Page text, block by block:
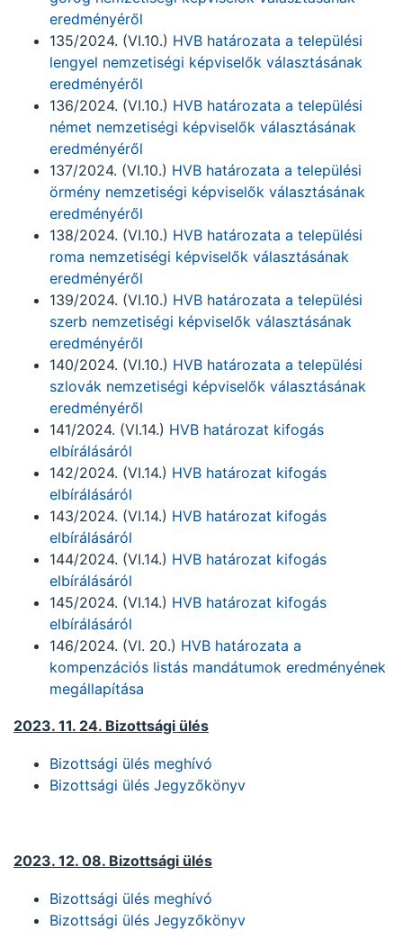
eredményéről
135/2024. (VI.10.) HVB határozata a települési
lengyel nemzetiségi képviselők választásának
eredményéről
136/2024. (VI.10.) HVB határozata a települési
német nemzetiségi képviselők választásának
eredményéről
137/2024. (VI.10.) HVB határozata a települési
örmény nemzetiségi képviselők választásának
eredményéről
138/2024. (VI.10.) HVB határozata a települési
roma nemzetiségi képviselők választásának
eredményéről
139/2024. (VI.10.) HVB határozata a települési
szerb nemzetiségi képviselők választásának
eredményéről
140/2024. (VI.10.) HVB határozata a települési
szlovák nemzetiségi képviselők választásának
eredményéről
141/2024. (VI.14.) HVB határozat kifogás
elbírálásáról
142/2024. (VI.14.) HVB határozat kifogás
elbírálásáról
143/2024. (VI.14.) HVB határozat kifogás
elbírálásáról
144/2024. (VI.14.) HVB határozat kifogás
elbírálásáról
145/2024. (VI.14.) HVB határozat kifogás
elbírálásáról
146/2024. (VI. 20.) HVB határozata a
kompenzációs listás mandátumok eredményének
megállapítása
2023. 11. 24. Bizottsági ülés
Bizottsági ülés meghívó
Bizottsági ülés Jegyzőkönyv
2023. 12. 08. Bizottsági ülés
Bizottsági ülés meghívó
Bizottsági ülés Jegyzőkönyv